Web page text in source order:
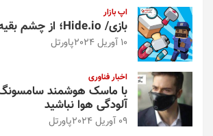
اپ بازار
بازی/ Hide.io؛ از چشم بقیه پنهان شوید
10 آوریل 2024 پاورتل
اخبار فناوری
با ماسک هوشمند سامسونگ
آلودگی هوا نباشید
09 آوریل 2024 پاورتل